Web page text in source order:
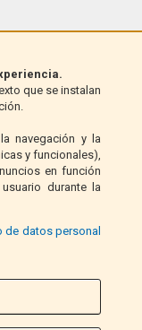
que se instalan
navegación y la
y funcionales),
en función
durante la
de datos personal